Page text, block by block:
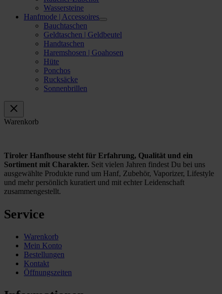
Wassersteine
Hanfmode | Accessoires
Bauchtaschen
Geldtaschen | Geldbeutel
Handtaschen
Haremshosen | Goahosen
Hüte
Ponchos
Rucksäcke
Sonnenbrillen
Warenkorb
Tiroler Hanfhouse steht für Erfahrung, Qualität und ein
Sortiment mit Charakter. Seit vielen Jahren findest Du bei uns
ausgewählte Produkte rund um Hanf, Zubehör, Vaporizer, Lifestyle
und mehr persönlich kuratiert und mit echter Leidenschaft
zusammengestellt.
Service
Warenkorb
Mein Konto
Bestellungen
Kontakt
Öffnungszeiten